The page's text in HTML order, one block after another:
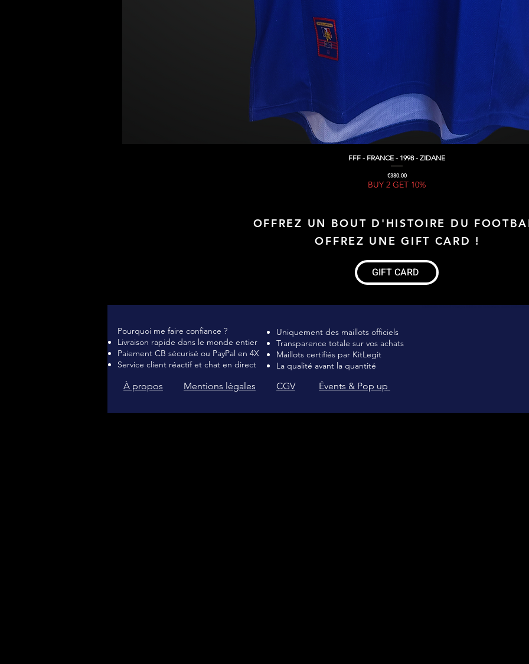
Quick View
FFF - FRANCE - 1998 - ZIDANE
Price
€380.00
BUY 2 GET 10%
OFFREZ UN BOUT D'HISTOIRE DU
OFFREZ UNE GIFT CARD !
GIFT CARD
Pourquoi me faire confiance ?
Livraison rapide dans le monde entier
Paiement CB sécurisé ou PayPal en 4X
Service client réactif et chat en direct
Uniquement des maillots officiels
Transparence totale sur vos achats
Maillots certifiés par KitLegit
La qualité avant la quantité
À propos Mentions légales CGV Évents & Pop up